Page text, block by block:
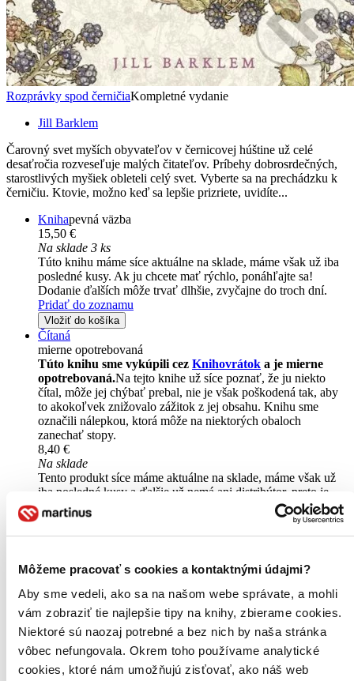
Môžeme pracovať s cookies a kontaktnými údajmi?
Aby sme vedeli, ako sa na našom webe správate, a mohli
vám zobraziť tie najlepšie tipy na knihy, zbierame cookies.
Niektoré sú naozaj potrebné a bez nich by naša stránka
vôbec nefungovala. Okrem toho používame analytické
cookies, ktoré nám umožňujú zisťovať, ako náš web
Rozprávky spod černičiaKompletné vydanie
Jill Barklem
Čarovný svet myších obyvateľov v černicovej húštine už celé
desaťročia rozveseľuje malých čitateľov. Príbehy dobrosrdečných,
starostlivých myšiek obleteli celý svet. Vyberte sa na prechádzku k
černičiu. Ktovie, možno keď sa lepšie prizriete, uvidíte...
Knihapevná väzba
15,50 €
Na sklade 3 ks
Túto knihu máme síce aktuálne na sklade, máme však už iba
posledné kusy. Ak ju chcete mať rýchlo, ponáhľajte sa!
Dodanie ďalších môže trvať dlhšie, zvyčajne do troch dní.
Pridať do zoznamu
Vložiť do košíka
Čítaná
mierne opotrebovaná
Túto knihu sme vykúpili cez Knihovrátok a je mierne
opotrebovaná.Na tejto knihe už síce poznať, že ju niekto
čítal, môže jej chýbať prebal, nie je však poškodená tak, aby
to akokoľvek znižovalo zážitok z jej obsahu. Knihu sme
označili nálepkou, ktorá môže na niektorých obaloch
zanechať stopy.
8,40 €
Na sklade
Tento produkt síce máme aktuálne na sklade, máme však už
iba posledné kusy a ďalšie už nemá ani distribútor, preto je
možné, že bude onedlho úplne vypredaný. Ak ho chcete mať,
ponáhľajte sa!
Vložiť do košíka